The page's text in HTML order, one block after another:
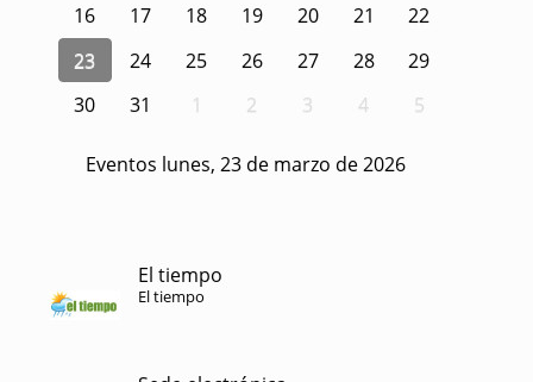
16
17 18 19 20 21
22
23
24 25 26 27 28
29
30
31 1 2 3 4 5
Eventos lunes, 23 de marzo de 2026
El tiempo
El tiempo